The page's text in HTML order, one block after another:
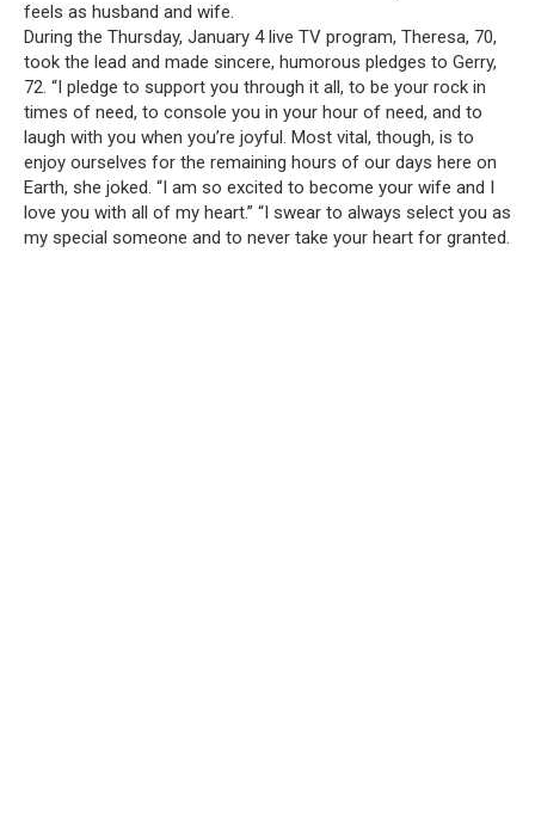
feels as husband and wife.
During the Thursday, January 4 live TV program, Theresa, 70,
took the lead and made sincere, humorous pledges to Gerry,
72. “I pledge to support you through it all, to be your rock in
times of need, to console you in your hour of need, and to
laugh with you when you’re joyful. Most vital, though, is to
enjoy ourselves for the remaining hours of our days here on
Earth, she joked. “I am so excited to become your wife and I
love you with all of my heart.” “I swear to always select you as
my special someone and to never take your heart for granted.